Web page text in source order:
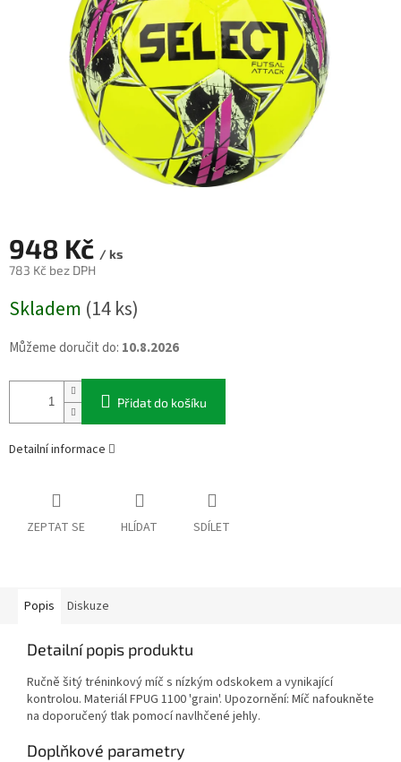
948 Kč / ks
783 Kč bez DPH
cena:
Skladem (14 ks)
Můžeme doručit do: 10.8.2026
Přidat do košíku
Detailní informace
ZEPTAT SE HLÍDAT SDÍLET
Popis Diskuze
Detailní popis produktu
Ručně šitý tréninkový míč s nízkým odskokem a vynikající
kontrolou. Materiál FPUG 1100 'grain'. Upozornění: Míč nafoukněte
na doporučený tlak pomocí navlhčené jehly.
Doplňkové parametry